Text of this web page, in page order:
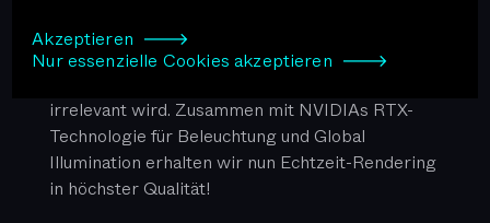
Akzeptieren 🡒
Nur essenzielle Cookies akzeptieren 🡒
3D-Modell im Viewport einnimmt, desto weniger
Detail benötigt es, was dazu führt, dass die
irrelevant wird. Zusammen mit NVIDIAs RTX-
Technologie für Beleuchtung und Global
Illumination erhalten wir nun Echtzeit-Rendering
in höchster Qualität!